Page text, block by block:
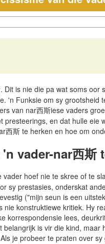
Dit is nie die pa wat soms
'n Funksie om sy grootsheid
van nar西斯iese vaders
presteerings, en dat hulle eie
西斯 te herken en hoe om
vader-nar西斯
vader hoef nie te skree of te
sy prestasies, onderskat
("mijn seun is een
nie konstruktiewe kritiek. Hy
korrespondensie lees,
belangrijk is vir die kind,
je probeer te praten over